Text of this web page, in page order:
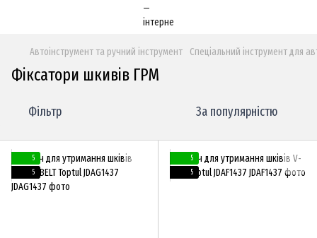
Автоінструмент та ручний інструмент Спеціальний інструмент для
Фіксатори шкивів ГРМ
Фільтр За популярністю
5
5
5
5